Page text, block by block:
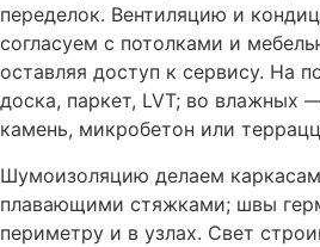
переделок. Вентиляцию и
согласуем с потолками и
оставляя доступ к сервису. На
доска, паркет, LVT; во влажных
камень, микробетон или
Шумоизоляцию делаем
плавающими стяжками; швы
периметру и в узлах. Свет